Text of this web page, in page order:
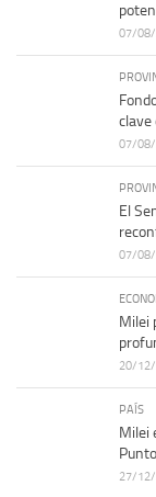
07/
clave
07/
El
07/
Milei
20/
PAÍS
Milei
27/